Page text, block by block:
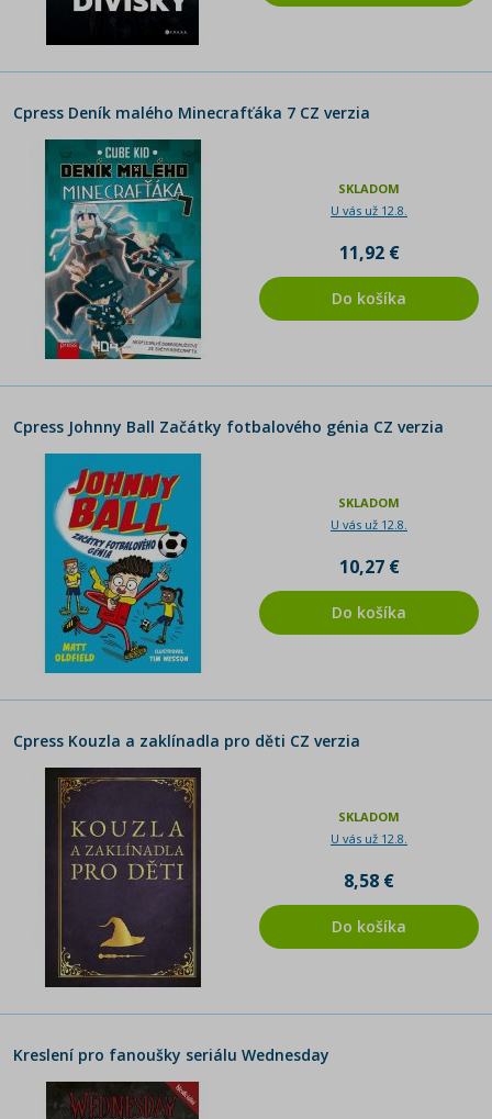
Cpress Deník malého Minecrafťáka 7 CZ verzia
SKLADOM
U vás už 12.8.
11,92 €
Do košíka
Cpress Johnny Ball Začátky fotbalového génia CZ verzia
SKLADOM
U vás už 12.8.
10,27 €
Do košíka
Cpress Kouzla a zaklínadla pro děti CZ verzia
SKLADOM
U vás už 12.8.
8,58 €
Do košíka
Kreslení pro fanoušky seriálu Wednesday